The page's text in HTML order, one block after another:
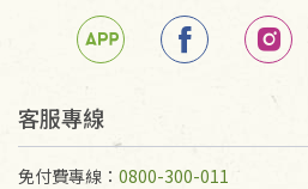
客服專線
免付費專線： 0800-300-011